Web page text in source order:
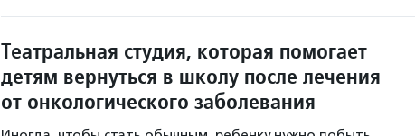
Театральная студия, которая помогает
детям вернуться в школу после лечения
от онкологического заболевания